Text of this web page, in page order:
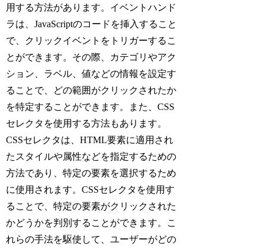
用する方法があります。イベントハンド
ラは、JavaScriptのコードを挿入すること
で、クリックイベントをトリガーするこ
とができます。その際、カテゴリやアク
ション、ラベル、値などの情報を設定す
ることで、どの範囲がクリックされたか
を特定することができます。また、CSS
セレクタを使用する方法もあります。
CSSセレクタは、HTML要素に適用され
たスタイルや属性などを指定するための
方法であり、特定の要素を選択するため
に使用されます。CSSセレクタを使用す
ることで、特定の要素がクリックされた
かどうかを判別することができます。こ
れらの手法を駆使して、ユーザーがどの